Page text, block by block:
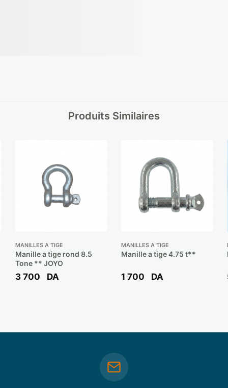
Produits Similaires
MANILLES A TIGE
Manille a tige rond 8.5
Tone ** JOYO
3 700 DA
MANILLES A TIGE
Manille a tige 4.75 t**
1 700 DA